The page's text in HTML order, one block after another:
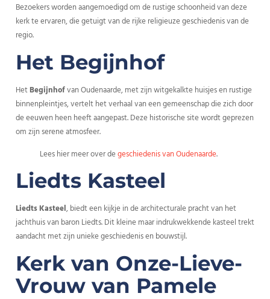
Bezoekers worden aangemoedigd om de rustige schoonheid van deze
kerk te ervaren, die getuigt van de rijke religieuze geschiedenis van de
regio.
Het Begijnhof
HetBegijnhofvan Oudenaarde, met zijn witgekalkte huisjes en rustige
binnenpleintjes, vertelt het verhaal van een gemeenschap die zich door
de eeuwen heen heeft aangepast. Deze historische site wordt geprezen
om zijn serene atmosfeer.
Lees hier meer over de geschiedenis van Oudenaarde.
Liedts Kasteel
Liedts Kasteel, biedt een kijkje in de architecturale pracht van het
jachthuis van baron Liedts. Dit kleine maar indrukwekkende kasteel trekt
aandacht met zijn unieke geschiedenis en bouwstijl.
Kerk van Onze-Lieve-
Vrouw van Pamele